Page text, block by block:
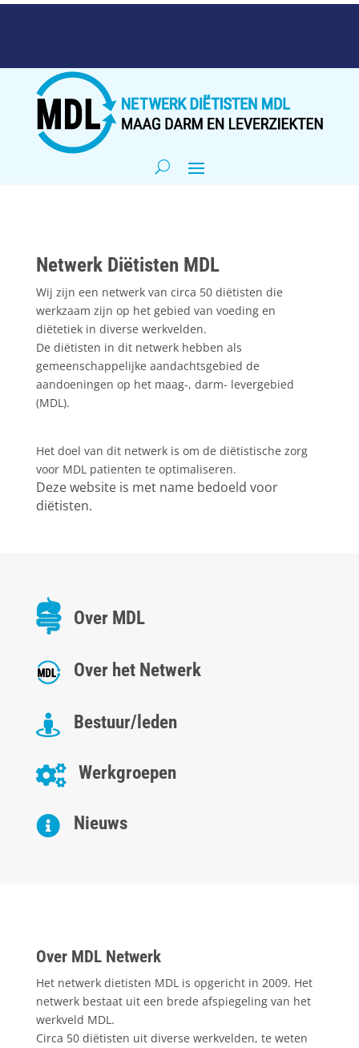
Netwerk Diëtisten MDL
Wij zijn een netwerk van circa 50 diëtisten die
werkzaam zijn op het gebied van voeding en
diëtetiek in diverse werkvelden.
De diëtisten in dit netwerk hebben als
gemeenschappelijke aandachtsgebied de
aandoeningen op het maag-, darm- levergebied
(MDL).
Het doel van dit netwerk is om de diëtistische zorg
voor MDL patienten te optimaliseren.
Deze website is met name bedoeld voor
diëtisten.
Over MDL
Over het Netwerk
 Bestuur/leden
 Werkgroepen
 Nieuws
Over MDL Netwerk
Het netwerk dietisten MDL is opgericht in 2009. Het
netwerk bestaat uit een brede afspiegeling van het
werkveld MDL.
Circa 50 diëtisten uit diverse werkvelden, te weten